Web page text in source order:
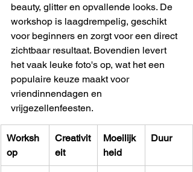
beauty, glitter en opvallende looks. De
workshop is laagdrempelig, geschikt
voor beginners en zorgt voor een direct
zichtbaar resultaat. Bovendien levert
het vaak leuke foto's op, wat het een
populaire keuze maakt voor
vriendinnendagen en
vrijgezellenfeesten.
Worksh
op
Creativit
eit
Moeilijk
heid
Duur